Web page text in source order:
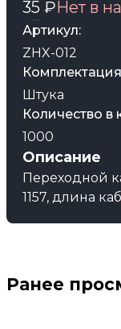
35 ₽Нет в
Артикул:
ZHX-012
Штука
Количество в
1000
Описание
Переходной
1157, длина
Ранее